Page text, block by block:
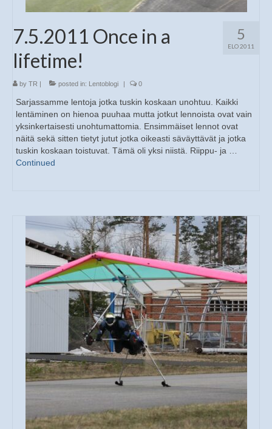
5
ELO 2011
7.5.2011 Once in a
lifetime!
by TR | posted in: Lentoblogi | 0
Sarjassamme lentoja jotka tuskin koskaan unohtuu. Kaikki
lentäminen on hienoa puuhaa mutta jotkut lennoista ovat vain
yksinkertaisesti unohtumattomia. Ensimmäiset lennot ovat
näitä sekä sitten tietyt jutut jotka oikeasti säväyttävät ja jotka
tuskin koskaan toistuvat. Tämä oli yksi niistä. Riippu- ja …
Continued